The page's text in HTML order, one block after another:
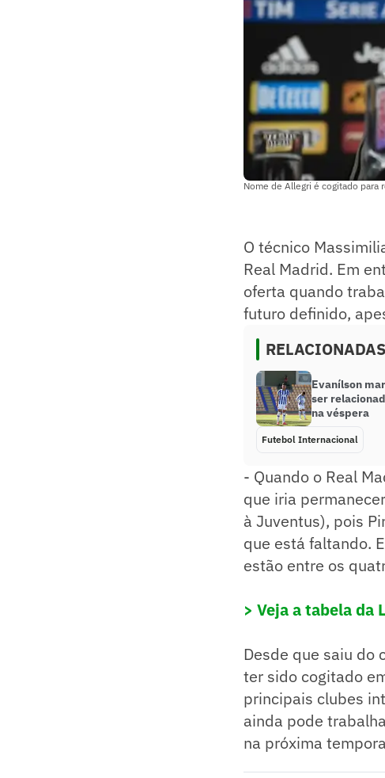
Nome de Allegri é cogitado para
O técnico
Real Madrid. Em
oferta quando
futuro definido,
RELACIONADAS
Evanílson
ser
na véspera
Futebol Internacional
- Quando o Real
que iria
à Juventus), pois
que está faltando.
estão entre os
> Veja a tabela da
Desde que saiu do
ter sido cogitado
principais clubes
ainda pode
na próxima